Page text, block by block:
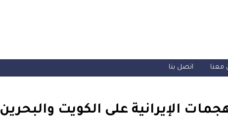
معنا اتصل بنا
الإيرانية على الكويت والبحرين